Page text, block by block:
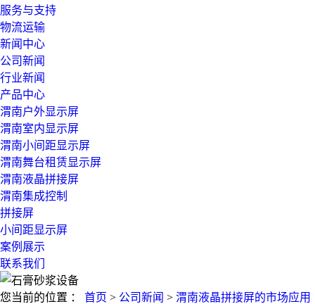
服务与支持
物流运输
新闻中心
公司新闻
行业新闻
产品中心
渭南户外显示屏
渭南室内显示屏
渭南小间距显示屏
渭南舞台租赁显示屏
渭南液晶拼接屏
渭南集成控制
拼接屏
小间距显示屏
案例展示
联系我们
您当前的位置 ： 首页 > 公司新闻 > 渭南液晶拼接屏的市场应用